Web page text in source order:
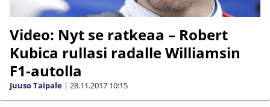
Video: Nyt se ratkeaa – Robert
Kubica rullasi radalle Williamsin
F1-autolla
Juuso Taipale | 28.11.2017 10:15